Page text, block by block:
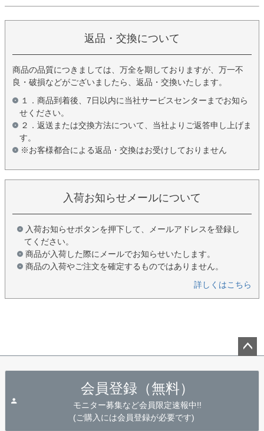
返品・交換について
商品の品質につきましては、万全を期しておりますが、万一不
良・破損などがございましたら、返品・交換いたします。
１．商品到着後、7日以内に当社サービスセンターまでお知ら
せください。
２．返送または交換方法について、当社よりご返答申し上げま
す。
※お客様都合による返品・交換はお受けしておりません
入荷お知らせメールについて
入荷お知らせボタンを押下して、メールアドレスを登録し
てください。
商品が入荷した際にメールでお知らせいたします。
商品の入荷やご注文を確定するものではありません。
詳しくはこちら
会員登録（無料）
モニター募集など会員限定速報中!!
(ご購入には会員登録が必要です)